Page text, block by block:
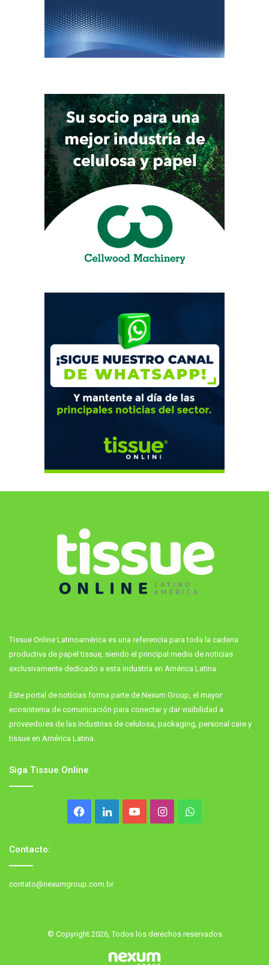
Tissue Online Latinoamérica es una referencia para toda la cadena
productiva de papel tissue, siendo el principal medio de noticias
exclusivamente dedicado a esta industria en América Latina.
Este portal de noticias forma parte de Nexum Group, el mayor
ecosistema de comunicación para conectar y dar visibilidad a
proveedores de las industrias de celulosa, packaging, personal care y
tissue en América Latina.
Siga Tissue Online
Facebook
LinkedInYouTubeInstagramWhatsApp
Contacto:
contato@nexumgroup.com.br
© Copyright 2026, Todos los derechos reservados